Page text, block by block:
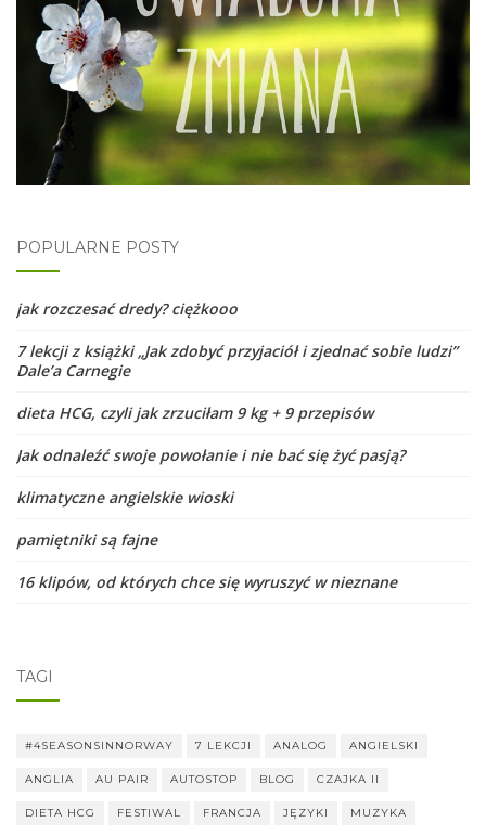
POPULARNE POSTY
jak rozczesać dredy? ciężkooo
7 lekcji z książki „Jak zdobyć przyjaciół i zjednać sobie ludzi”
Dale’a Carnegie
dieta HCG, czyli jak zrzuciłam 9 kg + 9 przepisów
Jak odnaleźć swoje powołanie i nie bać się żyć pasją?
klimatyczne angielskie wioski
pamiętniki są fajne
16 klipów, od których chce się wyruszyć w nieznane
TAGI
#4SEASONSINNORWAY 7 LEKCJI ANALOG ANGIELSKI
ANGLIA AU PAIR AUTOSTOP BLOG CZAJKA II
DIETA HCG FESTIWAL FRANCJA JĘZYKI MUZYKA